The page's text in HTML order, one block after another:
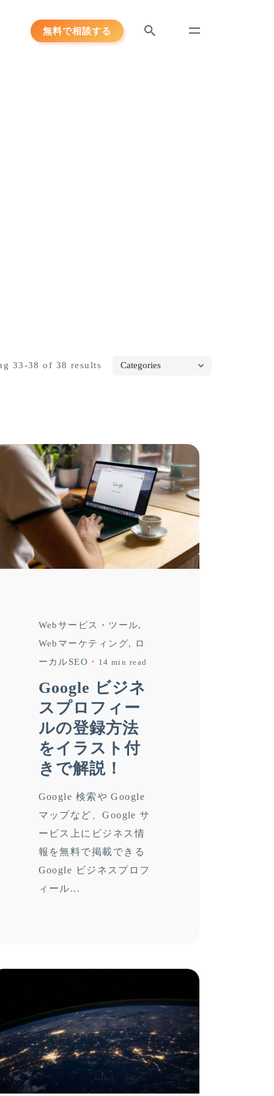
無料で相談する
33-38 of 38 results
Webサービス・ツール
Webマーケティング
ロ
ーカルSEO
14 min read
Google ビジネ
スプロフィー
ルの登録方法
をイラスト付
きで解説！
Google 検索や Google
マップなど、Google サ
ービス上にビジネス情
報を無料で掲載できる
Google ビジネスプロフ
ィール...